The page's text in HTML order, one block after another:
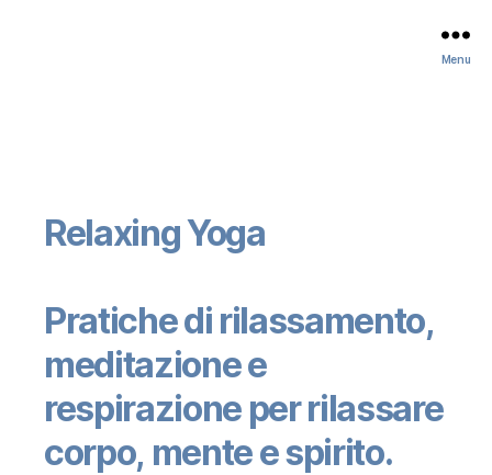
Menu
Relaxing Yoga
Pratiche di rilassamento,
meditazione e
respirazione per rilassare
corpo, mente e spirito.